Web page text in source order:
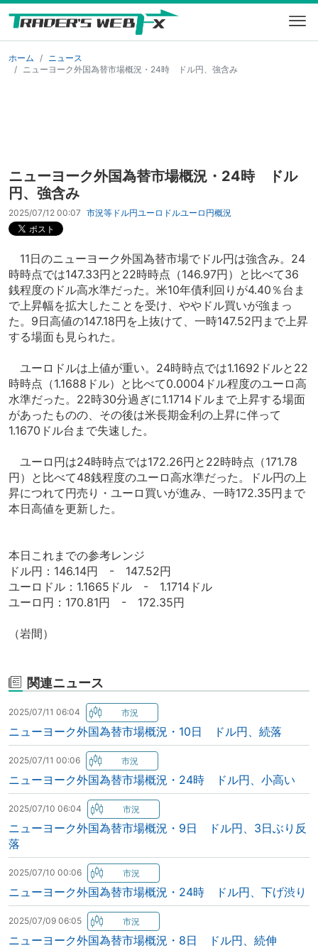
ホーム
ニュース
ニューヨーク外国為替市場概況・24時 ドル円、強含み
ニューヨーク外国為替市場概況・24時 ドル
円、強含み
2025/07/12 00:07 市況等 ドル円ユーロドルユーロ円概況
11日のニューヨーク外国為替市場でドル円は強含み。24
時時点では147.33円と22時時点（146.97円）と比べて36
銭程度のドル高水準だった。米10年債利回りが4.40％台ま
で上昇幅を拡大したことを受け、ややドル買いが強まっ
た。9日高値の147.18円を上抜けて、一時147.52円まで上昇
する場面も見られた。
ユーロドルは上値が重い。24時時点では1.1692ドルと22
時時点（1.1688ドル）と比べて0.0004ドル程度のユーロ高
水準だった。22時30分過ぎに1.1714ドルまで上昇する場面
があったものの、その後は米長期金利の上昇に伴って
1.1670ドル台まで失速した。
ユーロ円は24時時点では172.26円と22時時点（171.78
円）と比べて48銭程度のユーロ高水準だった。ドル円の上
昇につれて円売り・ユーロ買いが進み、一時172.35円まで
本日高値を更新した。
本日これまでの参考レンジ
ドル円：146.14円 - 147.52円
ユーロドル：1.1665ドル - 1.1714ドル
ユーロ円：170.81円 - 172.35円
（岩間）
関連ニュース
2025/07/11 06:04
ニューヨーク外国為替市場概況・10日 ドル円、続落
2025/07/11 00:06
ニューヨーク外国為替市場概況・24時 ドル円、小高い
2025/07/10 06:04
ニューヨーク外国為替市場概況・9日 ドル円、3日ぶり反
落
2025/07/10 00:06
ニューヨーク外国為替市場概況・24時 ドル円、下げ渋り
2025/07/09 06:05
ニューヨーク外国為替市場概況・8日 ドル円、続伸